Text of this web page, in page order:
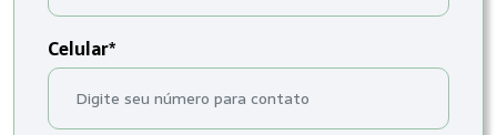
Celular*